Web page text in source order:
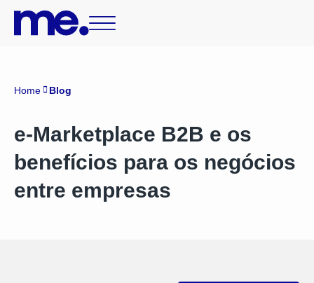
Home Blog
e-Marketplace B2B e os
benefícios para os negócios
entre empresas